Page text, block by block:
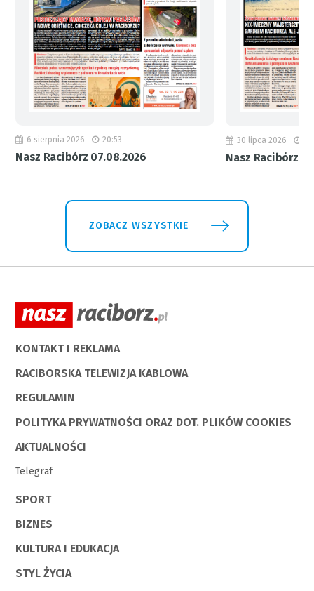
6 sierpnia 2026 20:53
Nasz Racibórz 07.08.2026
30 lipca 2026
Nasz Racibórz
ZOBACZ WSZYSTKIE
KONTAKT I REKLAMA
RACIBORSKA TELEWIZJA KABLOWA
REGULAMIN
POLITYKA PRYWATNOŚCI ORAZ DOT. PLIKÓW COOKIES
AKTUALNOŚCI
Telegraf
SPORT
BIZNES
KULTURA I EDUKACJA
STYL ŻYCIA